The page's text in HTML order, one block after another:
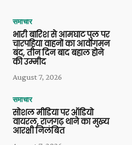
समाचार
भारी बारिश से आमघाट पुल पर
चारपहिया वाहनों का आवागमन
बंद, तीन दिन बाद बहाल होने
की उम्मीद
August 7, 2026
समाचार
सोशल मीडिया पर ऑडियो
वायरल, राजगढ़ थाने का मुख्य
आरक्षी निलंबित